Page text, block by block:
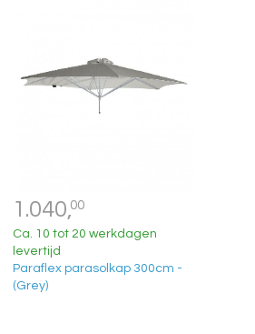
1.040,00
Ca. 10 tot 20 werkdagen
levertijd
Paraflex parasolkap 300cm -
(Grey)